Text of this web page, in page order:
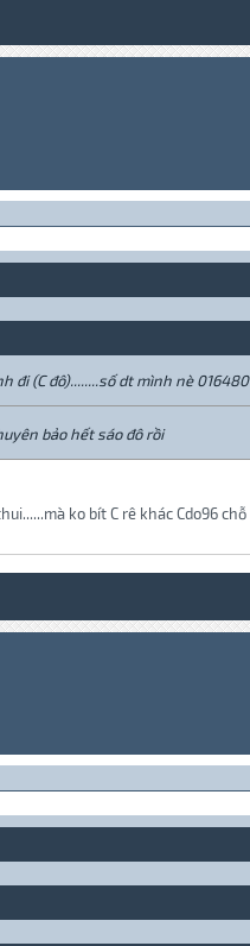
đi (C đô)........số dt mình nè
bảo hết sáo đô rồi
ko bít C rê khác Cdo96